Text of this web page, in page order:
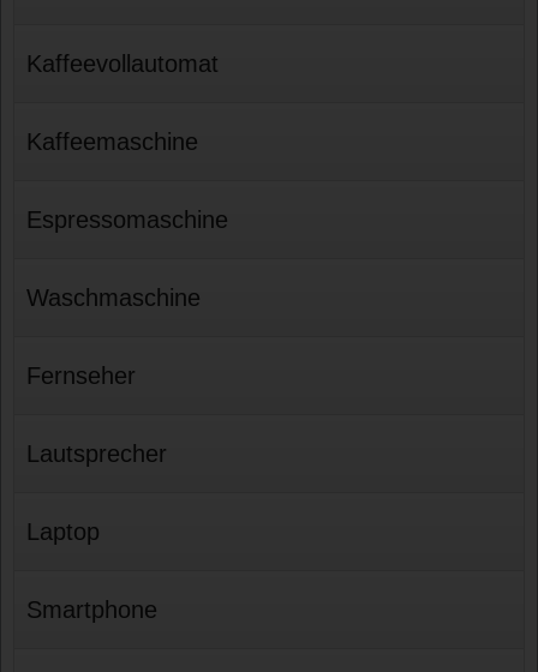
Kaffeevollautomat
Kaffeemaschine
Espressomaschine
Waschmaschine
Fernseher
Lautsprecher
Laptop
Smartphone